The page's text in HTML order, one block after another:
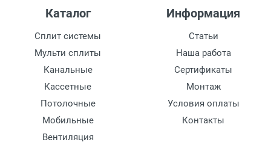
Вид нагревательного элемента
Горелка
Площадь помещения, м2
Вместительность бака, л
220 -240
Каталог
Сплит системы
Мульти сплиты
Канальные
Кассетные
Потолочные
Мобильные
Вентиляция
Информация
Статьи
Наша работа
Сертификаты
Монтаж
Условия оплаты
Контакты